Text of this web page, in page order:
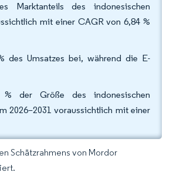
des indonesischen
mit einer CAGR von 6,84 %
des Umsatzes bei, während die E-
der Größe des indonesischen
2026–2031 voraussichtlich mit einer
Schätzrahmens von Mordor